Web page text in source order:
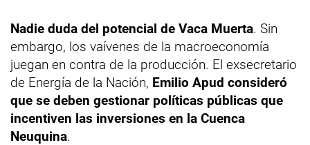
Nadie duda del potencial de Vaca Muerta. Sin
embargo, los vaívenes de la macroeconomía
juegan en contra de la producción. El exsecretario
de Energía de la Nación, Emilio Apud consideró
que se deben gestionar políticas públicas que
incentiven las inversiones en la Cuenca
Neuquina.